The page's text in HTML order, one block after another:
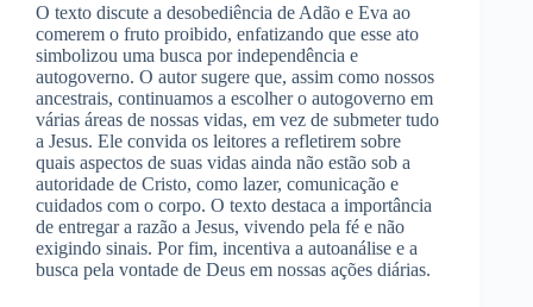
O texto discute a desobediência de Adão e Eva ao
comerem o fruto proibido, enfatizando que esse ato
simbolizou uma busca por independência e
autogoverno. O autor sugere que, assim como nossos
ancestrais, continuamos a escolher o autogoverno em
várias áreas de nossas vidas, em vez de submeter tudo
a Jesus. Ele convida os leitores a refletirem sobre
quais aspectos de suas vidas ainda não estão sob a
autoridade de Cristo, como lazer, comunicação e
cuidados com o corpo. O texto destaca a importância
de entregar a razão a Jesus, vivendo pela fé e não
exigindo sinais. Por fim, incentiva a autoanálise e a
busca pela vontade de Deus em nossas ações diárias.